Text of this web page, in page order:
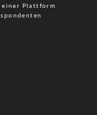
einer Plattform